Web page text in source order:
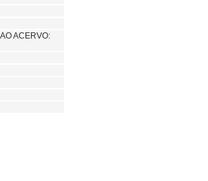
ACERVO: